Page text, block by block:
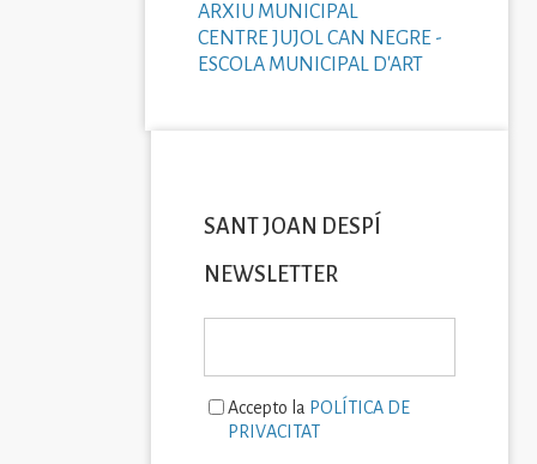
ARXIU MUNICIPAL
CENTRE JUJOL CAN NEGRE -
ESCOLA MUNICIPAL D'ART
SANT JOAN DESPÍ
NEWSLETTER
Accepto la POLÍTICA DE
PRIVACITAT